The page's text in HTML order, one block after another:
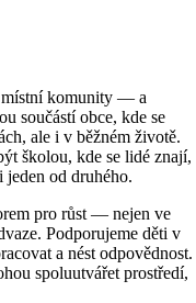
místní komunity — a
součástí obce, kde se
ale i v běžném životě.
školou, kde se lidé znají,
jeden od druhého.
pro růst — nejen ve
Podporujeme děti v
a nést odpovědnost.
spoluutvářet prostředí,